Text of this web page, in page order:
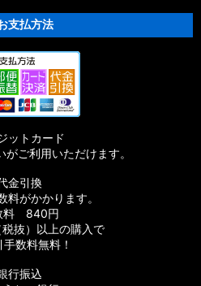
支払方法
ットカード
ご利用いただけます。
金引換
料がかかります。
料 840円
抜）以上の購入で
数料無料！
行振込